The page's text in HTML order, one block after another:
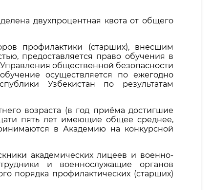
двухпроцентная квота от общего
профилактики (старших), внесшим
предоставляется право обучения в
общественной безопасности
осуществляется по ежегодно
Узбекистан по результатам
возраста (в год приёма достигшие
пять лет имеющие общее среднее,
в Академию на конкурсной
академических лицеев и военно-
и военнослужащие органов
порядка профилактических (старших)